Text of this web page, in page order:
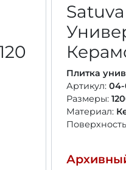
Плитка
Артикул: 04-
Размеры:
Материал: